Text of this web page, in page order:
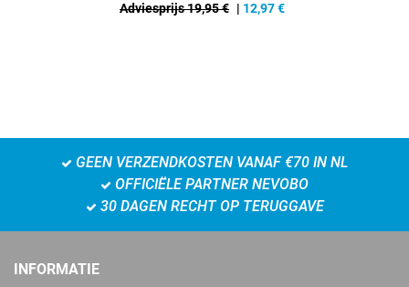
Adviesprijs 19,95 € | 12,97€
GEEN VERZENDKOSTEN VANAF €70 IN NL
OFFICIËLE PARTNER NEVOBO
30 DAGEN RECHT OP TERUGGAVE
INFORMATIE